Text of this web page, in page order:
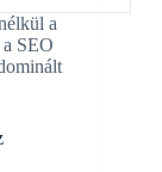
a
SEO